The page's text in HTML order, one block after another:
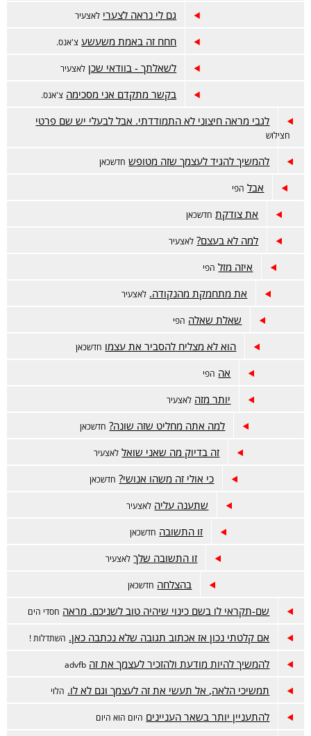
גם לי נראה לצערי לאצעיר
חחח זה באמת משעשע צ'אנס.
לשאלתך - בוודאי שכן לאצעיר
בקשר מתקדם אני מסכימה צ'אנס.
לגבי מראה חיצוני לא התמודדתי. אבל לבעלי יש שם פרטי
חצילוש
להמשיך להגיד לעצמך שזה מטופש חדשכאן
אבל הפי
את צודקת חדשכאן
למה לא בעצם? לאצעיר
איזה מזל הפי
את מתחמקת מהנקודה. לאצעיר
שאלת שאלה הפי
הוא לא מצליח להסביר את עצמו חדשכאן
אה הפי
יותר מזה לאצעיר
למה אתה מחליט שזה שונה? חדשכאן
זה בדיוק מה שאני שואל לאצעיר
כי אולי זה משהו אנושי? חדשכאן
שתענה עליה לאצעיר
זו התשובה חדשכאן
זו התשובה שלך לאצעיר
בהצלחה חדשכאן
שם-תקראי לו בשם כינוי שיהיה טוב לשניכם. מראה חסדי הים
אם קלטתי נכון אז אכתוב תגובה שלא נכתבה כאן. השתדלות !
להמשיך להיות מודעת ולהזכיר לעצמך את זה advfb
תמשיכי הלאה, אל תעשי את זה לעצמך וגם לא לו. הלוי
להתעניין יותר בשאר העניינים היום הוא היום